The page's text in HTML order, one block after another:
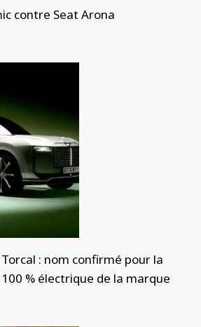
contre Seat Arona
: nom confirmé pour la
% électrique de la marque